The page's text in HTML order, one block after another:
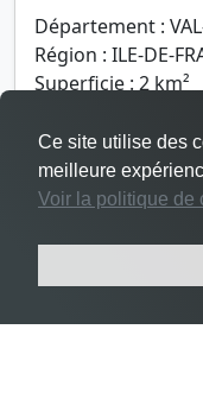
Département :
Région : ILE-DE-
Superficie : 2 km²
Ce site utilise des
meilleure
Voir la politique de